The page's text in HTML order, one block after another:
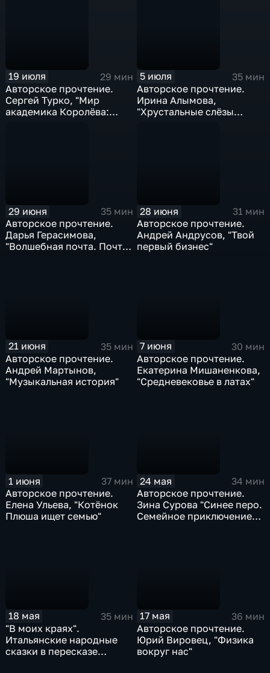
19 июля
29 мин
Авторское прочтение.
Сергей Турко, "Мир
академика Королёва:
5 июля
35 мин
Авторское прочтение.
Ирина Алымова,
"Хрустальные слёзы
29 июня
35 мин
Авторское прочтение.
Дарья Герасимова,
"Волшебная почта. Почта
28 июня
31 мин
Авторское прочтение.
Андрей Андрусов, "Твой
первый бизнес"
21 июня
35 мин
Авторское прочтение.
Андрей Мартынов,
"Музыкальная история"
7 июня
30 мин
Авторское прочтение.
Екатерина Мишаненкова,
"Средневековье в латах"
1 июня
37 мин
Авторское прочтение.
Елена Ульева, "Котёнок
Плюша ищет семью"
24 мая
34 мин
Авторское прочтение.
Зина Сурова "Синее перо.
Семейное приключение
18 мая
35 мин
"В моих краях".
Итальянские народные
сказки в пересказе
17 мая
36 мин
Авторское прочтение.
Юрий Вировец, "Физика
вокруг нас"